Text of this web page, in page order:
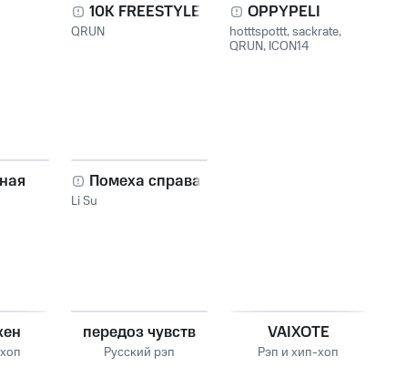
10К FREESTYLE
QRUN
OPPYPELI
hotttspottt,sackrate,
QRUN, ICON14
Помеха справа
Li Su
передоз чувств
Русский рэп
VAIXOTE
Рэп и хип-хоп